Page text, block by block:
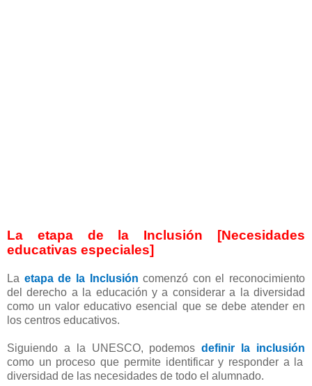
La etapa de la Inclusión [Necesidades
educativas especiales]
La etapa de la Inclusión comenzó con el reconocimiento
del derecho a la educación y a considerar a la diversidad
como un valor educativo esencial que se debe atender en
los centros educativos.
Siguiendo a la UNESCO, podemosdefinir la inclusión
como un proceso que permite identificar y responder a la
diversidad de las necesidades de todo el alumnado.